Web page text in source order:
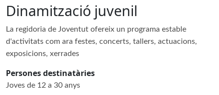
Dinamització juvenil
La regidoria de Joventut ofereix un programa estable
d'activitats com ara festes, concerts, tallers, actuacions,
exposicions, xerrades
Persones destinatàries
Joves de 12 a 30 anys